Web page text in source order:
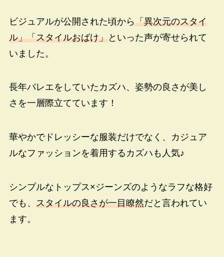
ビジュアルが公開された頃から「異次元のスタイ
ル」「スタイルおばけ」といった声が寄せられて
いました。
長年バレエをしていたカズハ、姿勢の良さが美し
さを一層際立てています！
華やかでドレッシーな服装だけでなく、カジュア
ルなファッションを着用するカズハも人気♪
シンプルなトップス×ジーンズのようなラフな格好
でも、 スタイルの良さが一目瞭然だと言われてい
ます。